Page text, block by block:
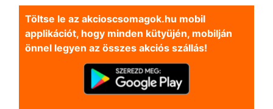
Töltse le az akcioscsomagok.hu mobil
applikációt, hogy minden kütyüjén, mobilján
önnel legyen az összes akciós szállás!